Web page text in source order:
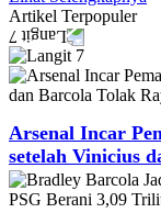
Artikel Terpopuler
Arsenal Incar
setelah Vinicius